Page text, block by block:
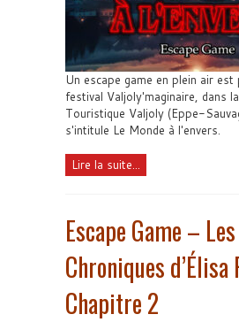
Un escape game en plein air
festival Valjoly'maginaire, dans
Touristique Valjoly (Eppe-
s'intitule Le Monde à l'envers.
Lire la suite...
Escape Game – Les
Chroniques d’Élisa
Chapitre 2